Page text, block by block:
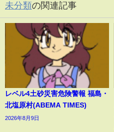
未分類の関連記事
レベル4土砂災害危険警報 福島・
北塩原村(ABEMA TIMES)
2026年8月9日